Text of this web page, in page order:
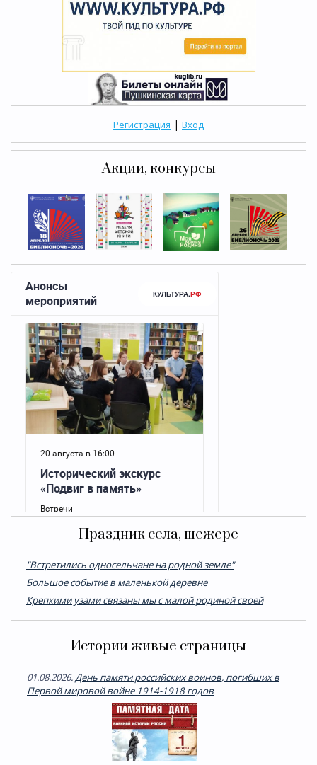
Регистрация | Вход
Акции, конкурсы
Праздник села, шежере
"Встретились односельчане на родной земле"
Большое событие в маленькой деревне
Крепкими узами связаны мы с малой родиной своей
Истории живые страницы
01.08.2026.День памяти российских воинов, погибших в
Первой мировой войне 1914-1918 годов